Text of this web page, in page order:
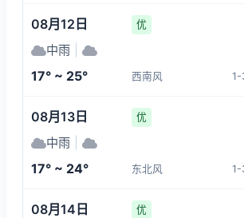
08月12日 优
中雨
17° ~ 25° 西南风 1-
08月13日 优
中雨
17° ~ 24° 东北风 1-
08月14日 优